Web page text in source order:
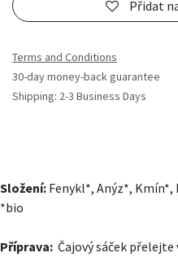
Přidat
Terms and Conditions
30-day money-back guarantee
Shipping: 2-3 Business Days
Složení: Fenykl*, Anýz*, Kmín*,
*bio
Příprava: Čajový sáček